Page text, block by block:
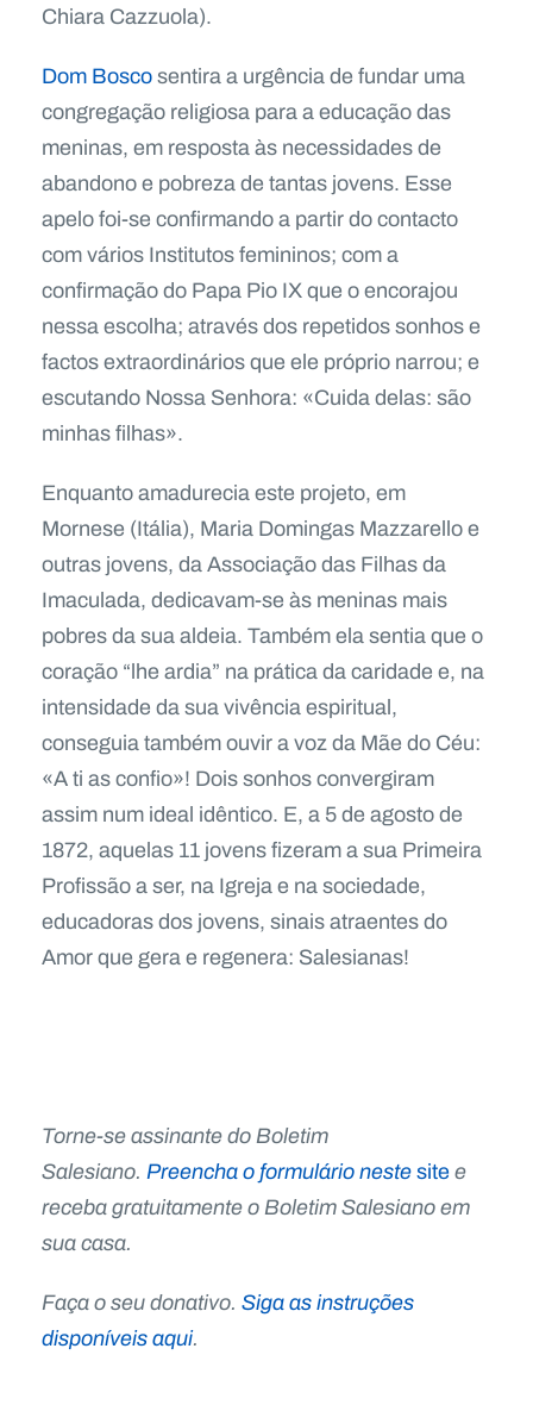
Chiara Cazzuola).
Dom Boscosentira a urgência de fundar uma
congregação religiosa para a educação das
meninas, em resposta às necessidades de
abandono e pobreza de tantas jovens. Esse
apelo foi-se confirmando a partir do contacto
com vários Institutos femininos; com a
confirmação do Papa Pio IX que o encorajou
nessa escolha; através dos repetidos sonhos e
factos extraordinários que ele próprio narrou; e
escutando Nossa Senhora: «Cuida delas: são
minhas filhas».
Enquanto amadurecia este projeto, em
Mornese (Itália), Maria Domingas Mazzarello e
outras jovens, da Associação das Filhas da
Imaculada, dedicavam-se às meninas mais
pobres da sua aldeia. Também ela sentia que o
coração “lhe ardia” na prática da caridade e, na
intensidade da sua vivência espiritual,
conseguia também ouvir a voz da Mãe do Céu:
«A ti as confio»! Dois sonhos convergiram
assim num ideal idêntico. E, a 5 de agosto de
1872, aquelas 11 jovens fizeram a sua Primeira
Profissão a ser, na Igreja e na sociedade,
educadoras dos jovens, sinais atraentes do
Amor que gera e regenera: Salesianas!
Torne-se assinante do Boletim
Salesiano. Preencha o formulário nestesitee
receba gratuitamente o Boletim Salesiano em
sua casa.
Faça o seu donativo. Siga as instruções
disponíveis aqui.